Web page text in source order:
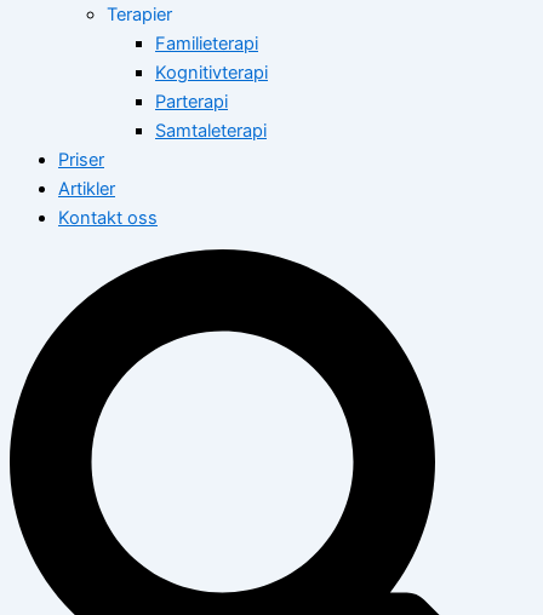
Terapier
Familieterapi
Kognitivterapi
Parterapi
Samtaleterapi
Priser
Artikler
Kontakt oss